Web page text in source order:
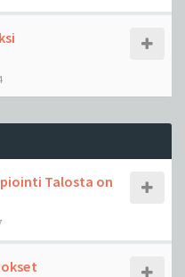
Talosta on